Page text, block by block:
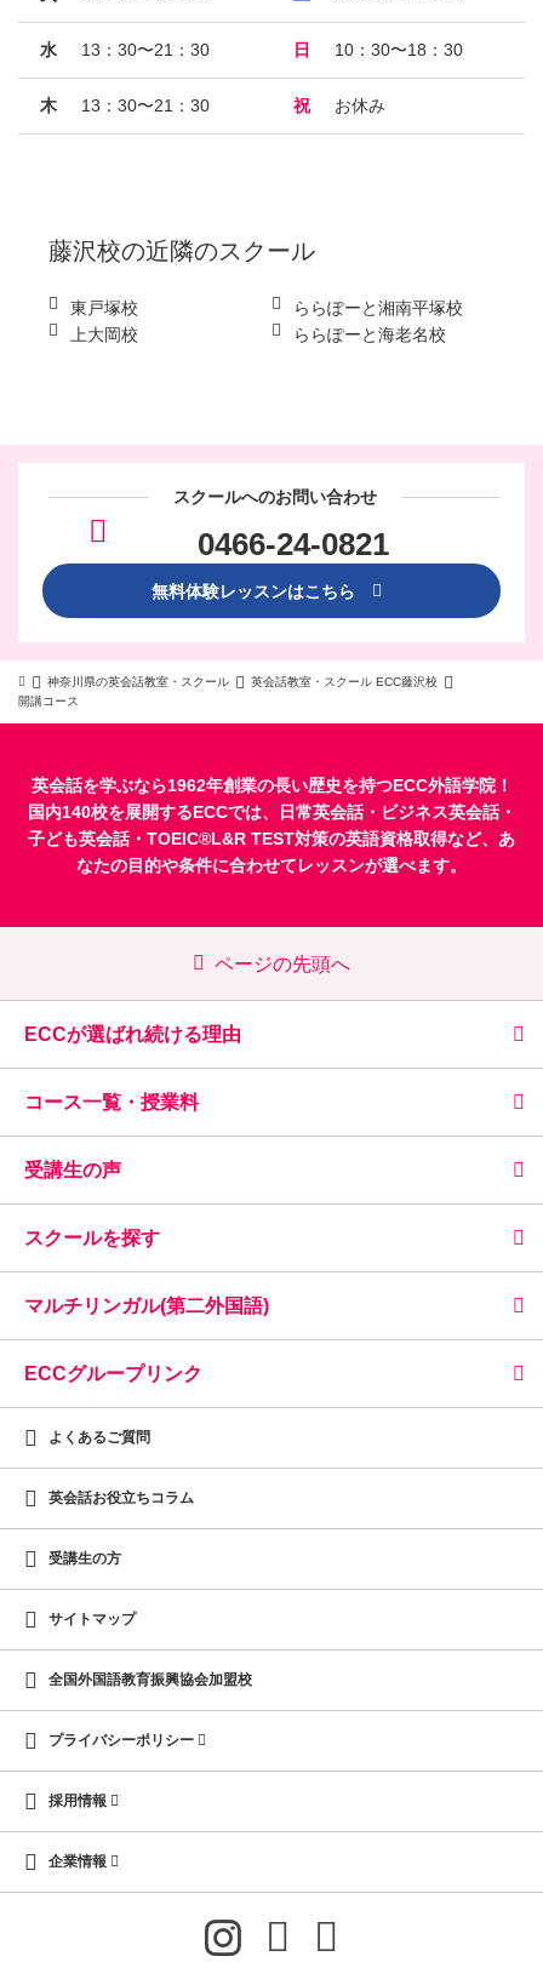
水 13：30〜21：30
木 13：30〜21：30
日 10：30〜18：30
祝 お休み
藤沢校の近隣のスクール
東戸塚校
ららぽーと湘南平塚校
上大岡校
ららぽーと海老名校
スクールへのお問い合わせ
0466-24-0821
無料体験レッスンはこちら
神奈川県の英会話教室・スクール
英会話教室・スクール ECC藤沢校
開講コース
英会話を学ぶなら1962年創業の長い歴史を持つECC外語学院！
国内140校を展開するECCでは、
日常英会話・ ビジネス英会話・
子ども英会話・ TOEIC®L&R TEST対策の英語資格取得など、あ
なたの目的や条件に合わせてレッスンが選べます。
ページの先頭へ
ECCが選ばれ続ける理由
コース一覧・授業料
受講生の声
スクールを探す
マルチリンガル(第二外国語)
ECCグループリンク
よくあるご質問
英会話お役立ちコラム
受講生の方
サイトマップ
全国外国語教育振興協会加盟校
プライバシーポリシー
採用情報
企業情報